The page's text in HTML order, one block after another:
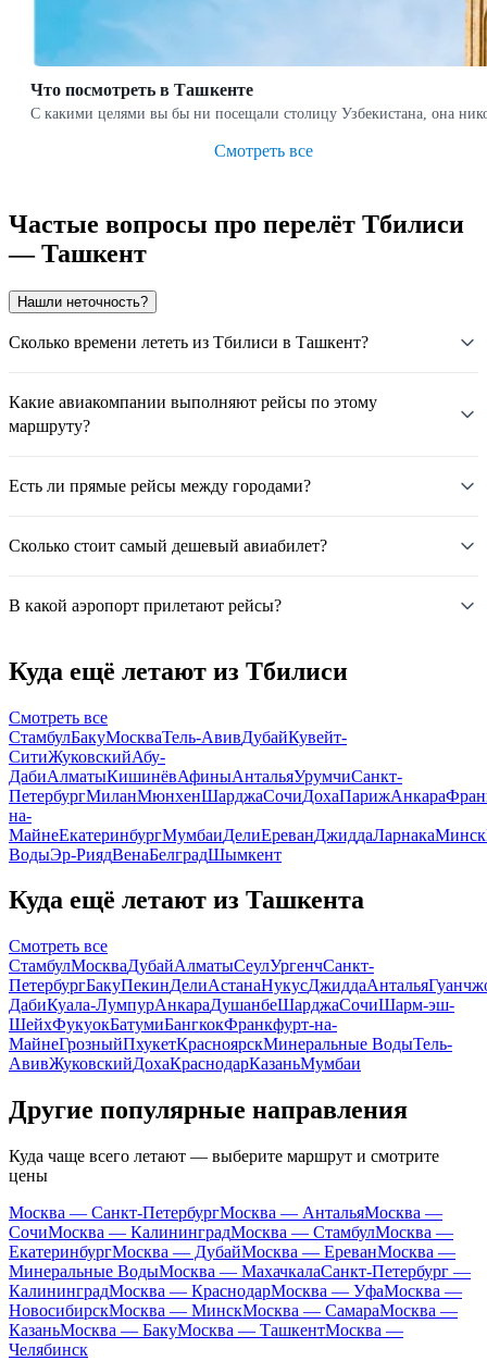
Что посмотреть в Ташкенте
С какими целями вы бы ни посещали столицу Узбекистана, она
Смотреть все
Частые вопросы про перелёт Тбилиси
— Ташкент
Нашли неточность?
Сколько времени лететь из Тбилиси в Ташкент?
Какие авиакомпании выполняют рейсы по этому
маршруту?
Есть ли прямые рейсы между городами?
Сколько стоит самый дешевый авиабилет?
В какой аэропорт прилетают рейсы?
Куда ещё летают из Тбилиси
Смотреть все
СтамбулБакуМоскваТель-АвивДубайКувейт-
СитиЖуковскийАбу-
ДабиАлматыКишинёвАфиныАнтальяУрумчиСанкт-
ПетербургМиланМюнхенШарджаСочиДохаПарижАнкара
на-
МайнеЕкатеринбургМумбаиДелиЕреванДжиддаЛарнакаМинск
ВодыЭр-РиядВенаБелградШымкент
Куда ещё летают из Ташкента
Смотреть все
СтамбулМоскваДубайАлматыСеулУргенчСанкт-
ПетербургБакуПекинДелиАстанаНукусДжиддаАнталья
ДабиКуала-ЛумпурАнкараДушанбеШарджаСочиШарм-эш-
ШейхФукуокБатумиБангкокФранкфурт-на-
МайнеГрозныйПхукетКрасноярскМинеральные ВодыТель-
АвивЖуковскийДохаКраснодарКазаньМумбаи
Другие популярные направления
Куда чаще всего летают — выберите маршрут и смотрите
цены
Москва — Санкт-ПетербургМосква — АнтальяМосква —
СочиМосква — КалининградМосква — СтамбулМосква —
ЕкатеринбургМосква — ДубайМосква — ЕреванМосква —
Минеральные ВодыМосква — МахачкалаСанкт-Петербург —
КалининградМосква — КраснодарМосква — УфаМосква —
НовосибирскМосква — МинскМосква — СамараМосква —
КазаньМосква — БакуМосква — ТашкентМосква —
Челябинск